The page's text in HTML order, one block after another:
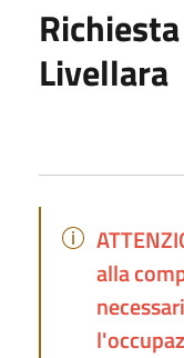
Livellara
alla